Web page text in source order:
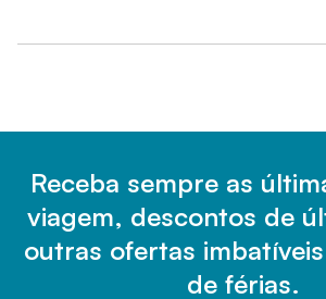
Receba sempre as
viagem, descontos de
outras ofertas
de férias.